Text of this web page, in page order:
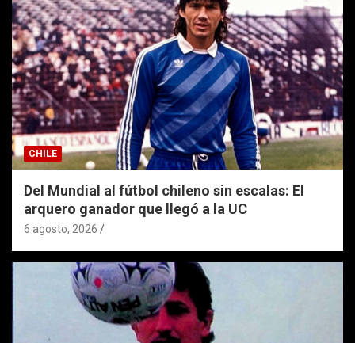
CHILE
Del Mundial al fútbol chileno sin escalas: El
arquero ganador que llegó a la UC
6 agosto, 2026